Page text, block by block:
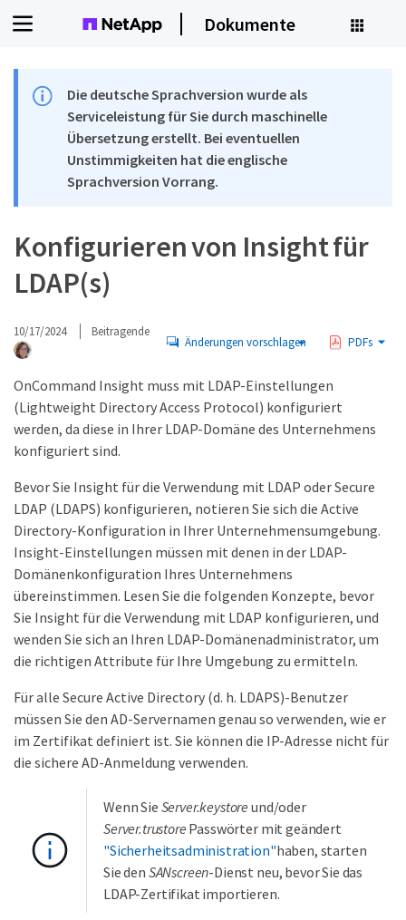
Dokumente
Die deutsche Sprachversion wurde als
Serviceleistung für Sie durch maschinelle
Übersetzung erstellt. Bei eventuellen
Unstimmigkeiten hat die englische
Sprachversion Vorrang.
Konfigurieren von Insight für
LDAP(s)
10/17/2024 Beitragende
Änderungen vorschlagen PDFs
OnCommand Insight muss mit LDAP-Einstellungen
(Lightweight Directory Access Protocol) konfiguriert
werden, da diese in Ihrer LDAP-Domäne des Unternehmens
konfiguriert sind.
Bevor Sie Insight für die Verwendung mit LDAP oder Secure
LDAP (LDAPS) konfigurieren, notieren Sie sich die Active
Directory-Konfiguration in Ihrer Unternehmensumgebung.
Insight-Einstellungen müssen mit denen in der LDAP-
Domänenkonfiguration Ihres Unternehmens
übereinstimmen. Lesen Sie die folgenden Konzepte, bevor
Sie Insight für die Verwendung mit LDAP konfigurieren, und
wenden Sie sich an Ihren LDAP-Domänenadministrator, um
die richtigen Attribute für Ihre Umgebung zu ermitteln.
Für alle Secure Active Directory (d. h. LDAPS)-Benutzer
müssen Sie den AD-Servernamen genau so verwenden, wie er
im Zertifikat definiert ist. Sie können die IP-Adresse nicht für
die sichere AD-Anmeldung verwenden.
Wenn Sie Server.keystore und/oder
Server.trustore Passwörter mit geändert
"Sicherheitsadministration"haben, starten
Sie den SANscreen-Dienst neu, bevor Sie das
LDAP-Zertifikat importieren.